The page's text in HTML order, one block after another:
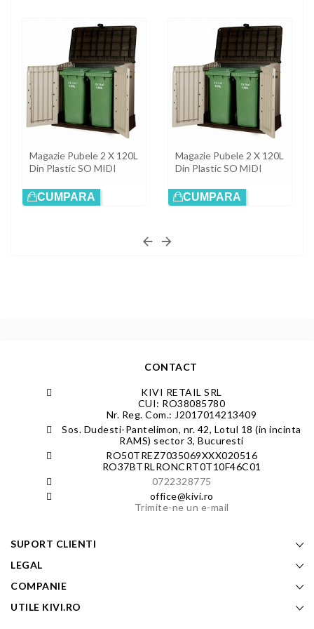
Magazie Pubele 2 X 120L
Din Plastic SO MIDI
CUMPARA
Magazie Pubele 2 X 120L
Din Plastic SO MIDI
CUMPARA
CONTACT
KIVI RETAIL SRL
CUI: RO38085780
Nr. Reg. Com.: J2017014213409
Sos. Dudesti-Pantelimon, nr. 42, Lotul 18 (in incinta
RAMS) sector 3, Bucuresti
RO50TREZ7035069XXX020516
RO37BTRLRONCRT0T10F46C01
0722328775
office@kivi.ro
Trimite-ne un e-mail
SUPORT CLIENTI
LEGAL
COMPANIE
UTILE KIVI.RO